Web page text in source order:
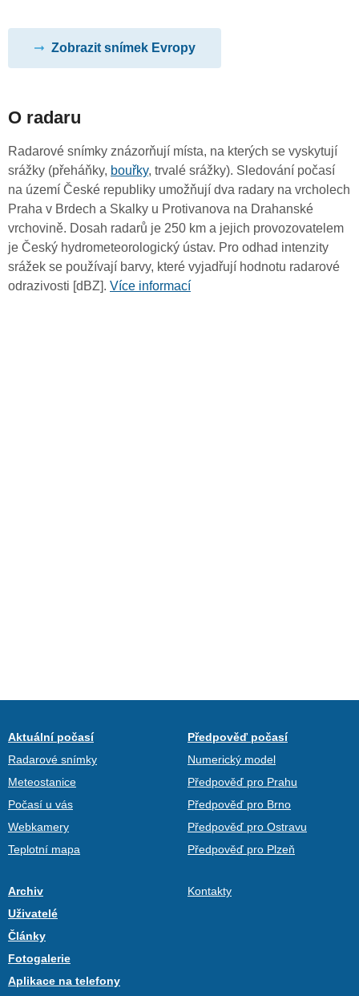
Zobrazit snímek Evropy
O radaru
Radarové snímky znázorňují místa, na kterých se vyskytují
srážky (přeháňky, bouřky, trvalé srážky). Sledování počasí
na území České republiky umožňují dva radary na vrcholech
Praha v Brdech a Skalky u Protivanova na Drahanské
vrchovině. Dosah radarů je 250 km a jejich provozovatelem
je Český hydrometeorologický ústav. Pro odhad intenzity
srážek se používají barvy, které vyjadřují hodnotu radarové
odrazivosti [dBZ]. Více informací
Aktuální počasí
Radarové snímky
Meteostanice
Počasí u vás
Webkamery
Teplotní mapa
Předpověď počasí
Numerický model
Předpověď pro Prahu
Předpověď pro Brno
Předpověď pro Ostravu
Předpověď pro Plzeň
Archiv
Uživatelé
Články
Fotogalerie
Aplikace na telefony
Kontakty